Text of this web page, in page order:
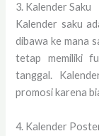
3. Kalender Saku
Kalender saku
dibawa ke mana
tetap memiliki
tanggal.
promosi karena
4. Kalender